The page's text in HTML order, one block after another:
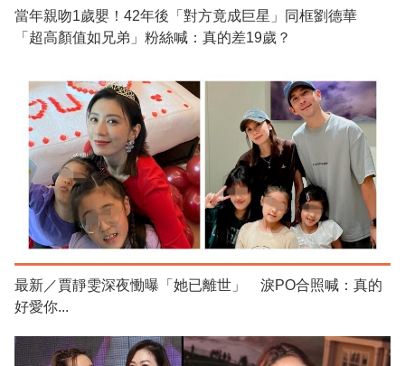
當年親吻1歲嬰！42年後「對方竟成巨星」同框劉德華
「超高顏值如兄弟」粉絲喊：真的差19歲？
最新／賈靜雯深夜慟曝「她已離世」 淚PO合照喊：真的
好愛你...